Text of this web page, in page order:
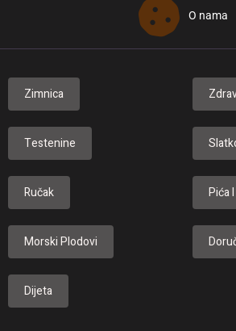
O nama
Zimnica
Testenine
Ručak Pića
Morski Plodovi
Dijeta